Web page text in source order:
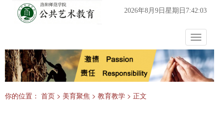
2026年8月9日星期日7:42:04
Toggle
你的位置： 首页 > 美育聚焦 > 教育教学 > 正文